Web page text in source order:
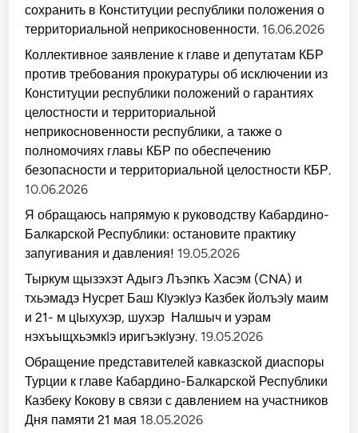
сохранить в Конституции республики положения о
территориальной неприкосновенности. 16.06.2026
Коллективное заявление к главе и депутатам КБР
против требования прокуратуры об исключении из
Конституции республики положений о гарантиях
целостности и территориальной
неприкосновенности республики, а также о
полномочиях главы КБР по обеспечению
безопасности и территориальной целостности КБР.
10.06.2026
Я обращаюсь напрямую к руководству Кабардино-
Балкарской Республики: остановите практику
запугивания и давления! 19.05.2026
Тыркум щызэхэт Адыгэ Лъэпкъ Хасэм (CNA) и
тхьэмадэ Нусрет Баш КIуэкIуэ Казбек йолъэIу маим
и 21- м цIыхухэр, шухэр Налшыч и уэрам
нэхъыщхьэмкIэ иригъэкIуэну. 19.05.2026
Обращение представителей кавказской диаспоры
Турции к главе Кабардино-Балкарской Республики
Казбеку Кокову в связи с давлением на участников
Дня памяти 21 мая 18.05.2026